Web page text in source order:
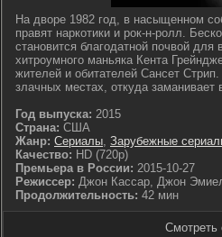
На дворе 1982 год, в насыщенном
правят наркотики и рок-н-ролл.
становится благодатной почвой для
хитроумного маньяка Кента
жителей и обитателей Сансет
злачных местах, откуда заманивает
Год выпуска: 2015
Страна: США
Жанр: Сериалы, Зарубежные
Качество: HD (720p)
Премьера в России: 2015-10-27
Режиссер: Джон Кассар, Джон
Продолжительность: 42 мин
Смотреть